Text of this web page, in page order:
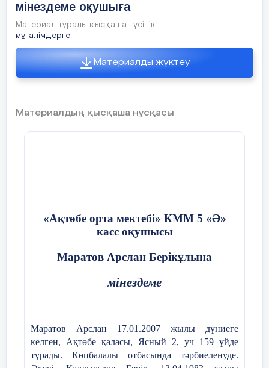
арасындағы байланыс
2.Мамандық таңдауға дайындық,бағыт-бағдар
беру.
мінездеме оқушыға
Материал туралы қысқаша түсінік
мұғалімдерге
Материалды жүктеу
Материалдың қысқаша нұсқасы
«Ақтөбе орта мектебі» КММ 5 «Ә»
касс оқушысы
Маратов Арслан Берікұлына
мінездеме
Маратов Арслан
17.01.2007 жылы дүниеге
келген,
Ақтөбе қаласы, Ясный 2, уч 159 үйде
тұрады. Көпбалалы отбасында тәрбиеленуде.